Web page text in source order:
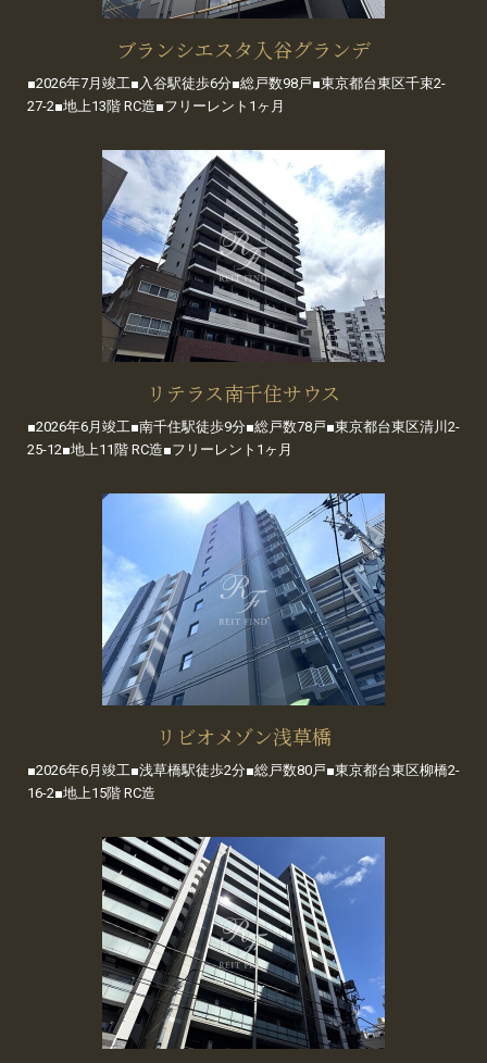
ブランシエスタ入谷グランデ
■2026年7月竣工■入谷駅徒歩6分■総戸数98戸■東京都台東区千束2-
27-2■地上13階 RC造■フリーレント1ヶ月
リテラス南千住サウス
■2026年6月竣工■南千住駅徒歩9分■総戸数78戸■東京都台東区清川2-
25-12■地上11階 RC造■フリーレント1ヶ月
リビオメゾン浅草橋
■2026年6月竣工■浅草橋駅徒歩2分■総戸数80戸■東京都台東区柳橋2-
16-2■地上15階 RC造